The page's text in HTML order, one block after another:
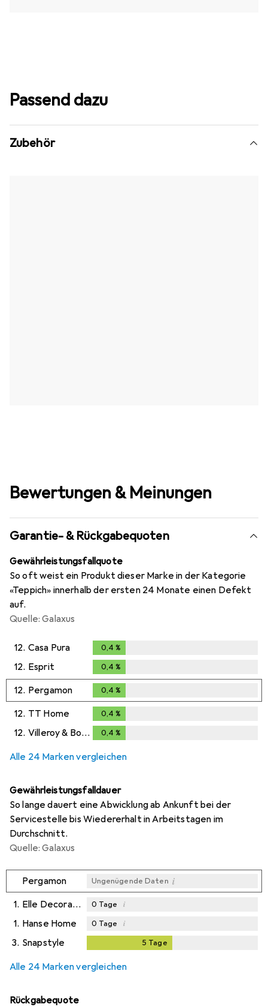
Passend dazu
Zubehör
Bewertungen & Meinungen
Garantie- & Rückgabequoten
Gewährleistungsfallquote
So oft weist ein Produkt dieser Marke in der Kategorie
«Teppich» innerhalb der ersten 24 Monate einen Defekt
auf.
Quelle: Galaxus
12. Casa Pura 0,4 %
12. Esprit 0,4 %
12. Pergamon 0,4 %
12. TT Home 0,4 %
12. Villeroy & Boch 0,4 %
Alle 24 Marken vergleichen
Gewährleistungsfalldauer
So lange dauert eine Abwicklung ab Ankunft bei der
Servicestelle bis Wiedererhalt in Arbeitstagen im
Durchschnitt.
Quelle: Galaxus
Pergamon Ungenügende Daten i
1. Elle Decoration 0 Tage i
1. Hanse Home 0 Tage i
3. Snapstyle 5 Tage
Alle 24 Marken vergleichen
Rückgabequote